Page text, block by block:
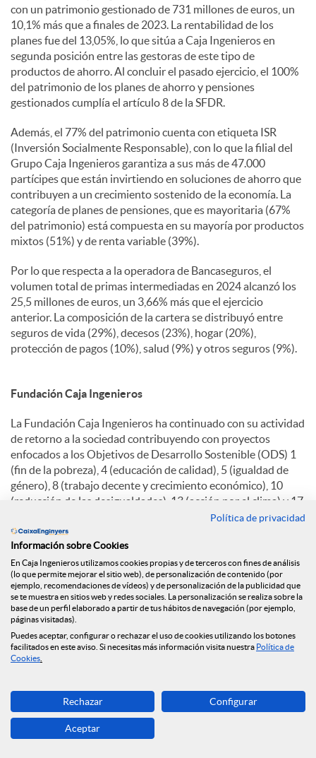
con un patrimonio gestionado de 731 millones de euros, un
10,1% más que a finales de 2023. La rentabilidad de los
planes fue del 13,05%, lo que sitúa a Caja Ingenieros en
segunda posición entre las gestoras de este tipo de
productos de ahorro. Al concluir el pasado ejercicio, el 100%
del patrimonio de los planes de ahorro y pensiones
gestionados cumplía el artículo 8 de la SFDR.
Además, el 77% del patrimonio cuenta con etiqueta ISR
(Inversión Socialmente Responsable), con lo que la filial del
Grupo Caja Ingenieros garantiza a sus más de 47.000
partícipes que están invirtiendo en soluciones de ahorro que
contribuyen a un crecimiento sostenido de la economía. La
categoría de planes de pensiones, que es mayoritaria (67%
del patrimonio) está compuesta en su mayoría por productos
mixtos (51%) y de renta variable (39%).
Por lo que respecta a la operadora de Bancaseguros, el
volumen total de primas intermediadas en 2024 alcanzó los
25,5 millones de euros, un 3,66% más que el ejercicio
anterior. La composición de la cartera se distribuyó entre
seguros de vida (29%), decesos (23%), hogar (20%),
protección de pagos (10%), salud (9%) y otros seguros (9%).
Fundación Caja Ingenieros
La Fundación Caja Ingenieros ha continuado con su actividad
de retorno a la sociedad contribuyendo con proyectos
enfocados a los Objetivos de Desarrollo Sostenible (ODS) 1
(fin de la pobreza), 4 (educación de calidad), 5 (igualdad de
género), 8 (trabajo decente y crecimiento económico), 10
(reducción de las desigualdades), 13 (acción por el clima) y 17
La Fundación Caja Ingenieros destinó el año pasado 774.934
euros a inversión social. A través de la Fundación, el Grupo
Caja Ingenieros también ratifica su compromiso con el
desarrollo sostenible, la economía social y la acción social, y
por eso un 56% de la inversión social ha ido destinada a
proyectos de este tipo. En 2024, además, los socios y socias
de la Entidad mostraron su solidaridad a través de una
campaña de crowdfunding de la Fundación que consiguió
En 2024 la Fundación desarrolló 62 proyectos y alianzas.
6.070 personas se beneficiaron de los programas de inserción
Política de privacidad
Información sobre Cookies
En Caja Ingenieros utilizamos cookies propias y de terceros con fines de análisis
(lo que permite mejorar el sitio web), de personalización de contenido (por
ejemplo, recomendaciones de vídeos) y de personalización de la publicidad que
se te muestra en sitios web y redes sociales. La personalización se realiza sobre la
base de un perfil elaborado a partir de tus hábitos de navegación (por ejemplo,
páginas visitadas).
Puedes aceptar, configurar o rechazar el uso de cookies utilizando los botones
facilitados en este aviso. Si necesitas más información visita nuestra Política de
Cookies
Rechazar Configurar
Aceptar